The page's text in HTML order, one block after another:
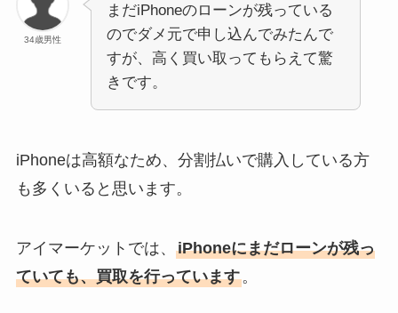
34歳男性
まだiPhoneのローンが残っている
のでダメ元で申し込んでみたんで
すが、高く買い取ってもらえて驚
きです。
iPhoneは高額なため、分割払いで購入している方
も多くいると思います。
アイマーケットでは、 iPhoneにまだローンが残っ
ていても、買取を行っています。